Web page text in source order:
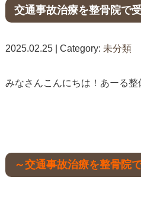
交通事故治療を整骨院で
2025.02.25 | Category: 未分類
みなさんこんにちは！あーる整
～交通事故治療を整骨院